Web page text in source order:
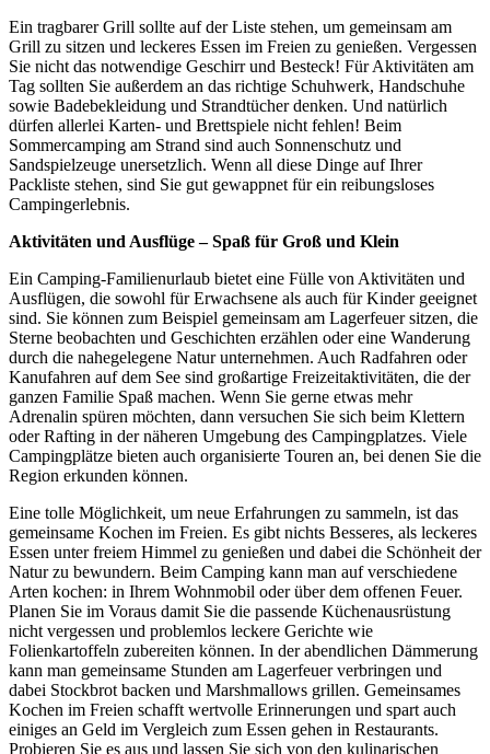
Ein tragbarer Grill sollte auf der Liste stehen, um gemeinsam am
Grill zu sitzen und leckeres Essen im Freien zu genießen. Vergessen
Sie nicht das notwendige Geschirr und Besteck! Für Aktivitäten am
Tag sollten Sie außerdem an das richtige Schuhwerk, Handschuhe
sowie Badebekleidung und Strandtücher denken. Und natürlich
dürfen allerlei Karten- und Brettspiele nicht fehlen! Beim
Sommercamping am Strand sind auch Sonnenschutz und
Sandspielzeuge unersetzlich. Wenn all diese Dinge auf Ihrer
Packliste stehen, sind Sie gut gewappnet für ein reibungsloses
Campingerlebnis.
Aktivitäten und Ausflüge – Spaß für Groß und Klein
Ein Camping-Familienurlaub bietet eine Fülle von Aktivitäten und
Ausflügen, die sowohl für Erwachsene als auch für Kinder geeignet
sind. Sie können zum Beispiel gemeinsam am Lagerfeuer sitzen, die
Sterne beobachten und Geschichten erzählen oder eine Wanderung
durch die nahegelegene Natur unternehmen. Auch Radfahren oder
Kanufahren auf dem See sind großartige Freizeitaktivitäten, die der
ganzen Familie Spaß machen. Wenn Sie gerne etwas mehr
Adrenalin spüren möchten, dann versuchen Sie sich beim Klettern
oder Rafting in der näheren Umgebung des Campingplatzes. Viele
Campingplätze bieten auch organisierte Touren an, bei denen Sie die
Region erkunden können.
Eine tolle Möglichkeit, um neue Erfahrungen zu sammeln, ist das
gemeinsame Kochen im Freien. Es gibt nichts Besseres, als leckeres
Essen unter freiem Himmel zu genießen und dabei die Schönheit der
Natur zu bewundern. Beim Camping kann man auf verschiedene
Arten kochen: in Ihrem Wohnmobil oder über dem offenen Feuer.
Planen Sie im Voraus damit Sie die passende Küchenausrüstung
nicht vergessen und problemlos leckere Gerichte wie
Folienkartoffeln zubereiten können. In der abendlichen Dämmerung
kann man gemeinsame Stunden am Lagerfeuer verbringen und
dabei Stockbrot backen und Marshmallows grillen. Gemeinsames
Kochen im Freien schafft wertvolle Erinnerungen und spart auch
einiges an Geld im Vergleich zum Essen gehen in Restaurants.
Probieren Sie es aus und lassen Sie sich von den kulinarischen